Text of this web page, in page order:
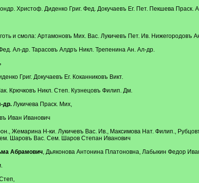
Христоф. Диденко Григ. Фед. Докучаевъ Ег. Пет. Пекшева Праск.
и смола: Артамоновъ Мих. Вас. Лукичевъ Пет. Ив. Нижегородовъ
Ал-др. Тарасовъ Алдръ Никл. Трепенина Ан. Ал-др.
Григ. Докучаевъ Ег. Коканниковъ Викт.
Крючковъ Никл. Степ. Кузнецовъ Филип. Дм.
др. Лукичева Праск. Мих,
Иван Иванович
Жемарина Н-ки. Лукичевъ Вас. Ив., Максимова Нат. Филип.,
Шаровъ Вас. Сем. Шаров Степан Иванович
Абрамович, Дьяконова Антонина Платоновна, Лабыкин Федор